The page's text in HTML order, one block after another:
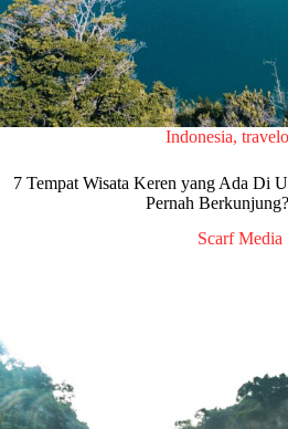
Indonesia,
7 Tempat Wisata Keren yang Ada Di
Pernah Berkunjung?
Scarf Media